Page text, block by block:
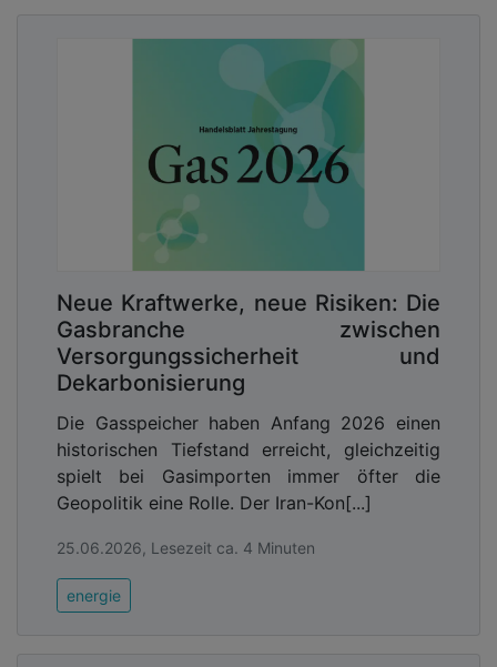
Neue Kraftwerke, neue Risiken: Die
Gasbranche zwischen
Versorgungssicherheit und
Dekarbonisierung
Die Gasspeicher haben Anfang 2026 einen
historischen Tiefstand erreicht, gleichzeitig
spielt bei Gasimporten immer öfter die
Geopolitik eine Rolle. Der Iran-Kon[...]
25.06.2026, Lesezeit ca. 4 Minuten
energie